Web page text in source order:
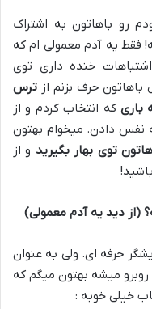
رو باهاتون به اشتراک
فقط یه آدم معمولی ام که
خنده داری توی
حرف بزنم از ترس
باری که انتخاب کردم و از
نفس دادن. میخوام بهتون
توی بهار بگیرید و از
(از دید یه آدم معمولی)
حرفه ای. ولی به عنوان
میشه بهتون میگم که
خیلی خوبه :